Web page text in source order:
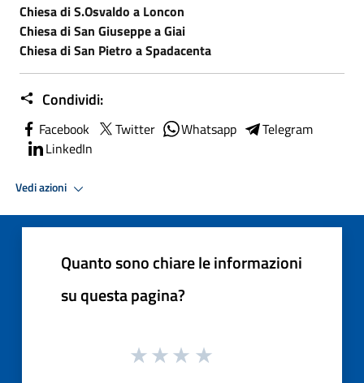
Chiesa di S.Osvaldo a Loncon
Chiesa di San Giuseppe a Giai
Chiesa di San Pietro a Spadacenta
Condividi:
Facebook Twitter Whatsapp
Telegram
LinkedIn
Vedi azioni
Quanto sono chiare le informazioni
su questa pagina?